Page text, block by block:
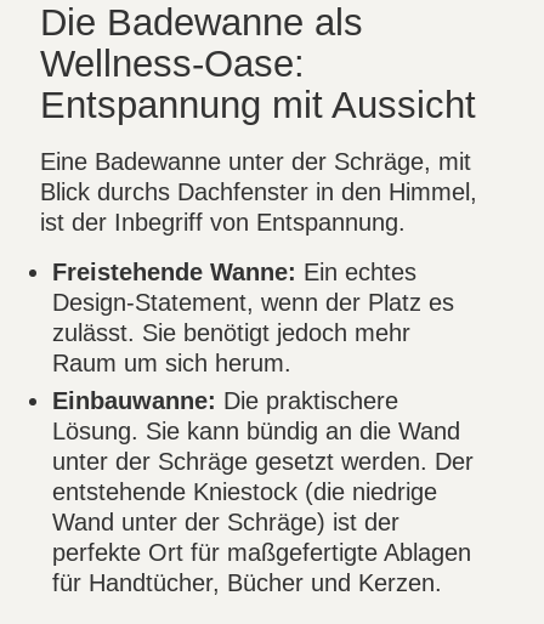
Die Badewanne als
Wellness-Oase:
Entspannung mit Aussicht
Eine Badewanne unter der Schräge, mit
Blick durchs Dachfenster in den Himmel,
ist der Inbegriff von Entspannung.
Freistehende Wanne: Ein echtes
Design-Statement, wenn der Platz es
zulässt. Sie benötigt jedoch mehr
Raum um sich herum.
Einbauwanne: Die praktischere
Lösung. Sie kann bündig an die Wand
unter der Schräge gesetzt werden. Der
entstehende Kniestock (die niedrige
Wand unter der Schräge) ist der
perfekte Ort für maßgefertigte Ablagen
für Handtücher, Bücher und Kerzen.